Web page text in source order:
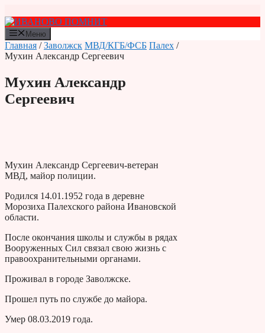
к
содержимому
Меню
Главная /Заволжск МВД/КГБ/ФСБ Палех /
Мухин Александр Сергеевич
Мухин Александр
Сергеевич
Мухин Александр Сергеевич-ветеран
МВД, майор полиции.
Родился 14.01.1952 года в деревне
Морозиха Палехского района Ивановской
области.
После окончания школы и службы в рядах
Вооруженных Сил связал свою жизнь с
правоохранительными органами.
Проживал в городе Заволжске.
Прошел путь по службе до майора.
Умер 08.03.2019 года.